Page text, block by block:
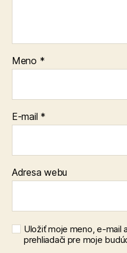
Meno *
E-mail *
Adresa webu
Uložiť moje meno, e-mail
prehliadači pre moje